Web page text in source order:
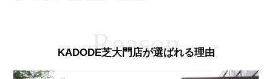
KADODE芝大門店が選ばれる理由